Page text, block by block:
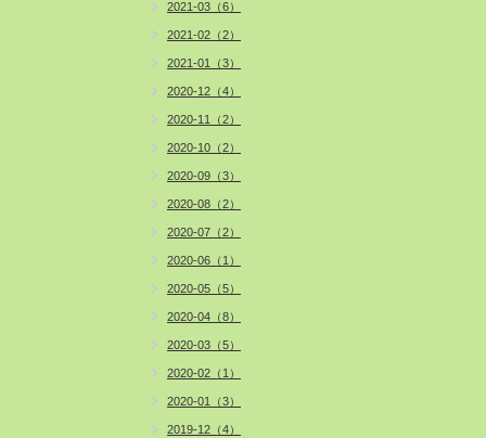
2021-03（6）
2021-02（2）
2021-01（3）
2020-12（4）
2020-11（2）
2020-10（2）
2020-09（3）
2020-08（2）
2020-07（2）
2020-06（1）
2020-05（5）
2020-04（8）
2020-03（5）
2020-02（1）
2020-01（3）
2019-12（4）